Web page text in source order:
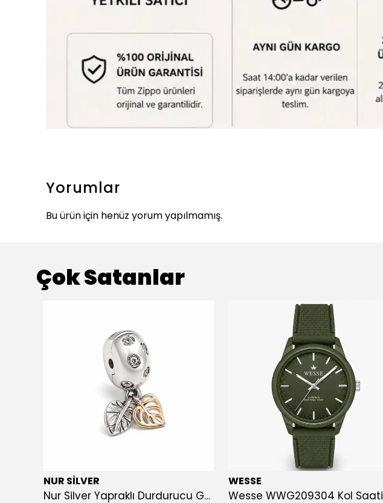
Yorumlar
Bu ürün için henüz yorum yapılmamış.
Çok Satanlar
NUR SİLVER
Nur Silver Yapraklı Durdurucu Gümüş Charm - NUR-CM00501
WESSE
Wesse WWG209304 Kol Saati